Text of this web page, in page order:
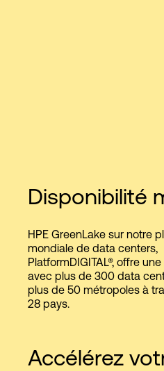
Disponibilité
HPE GreenLake sur notre
mondiale de data centers,
PlatformDIGITAL®, offre
avec plus de 300 data
plus de 50 métropoles à
28 pays.
Accélérez